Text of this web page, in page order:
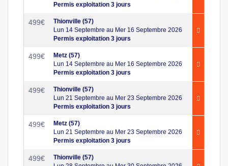
Permis exploitation 3 jours
499€
Thionville (57)
Lun 14 Septembre au Mer 16 Septembre 2026
Permis exploitation 3 jours
499€
Metz (57)
Lun 14 Septembre au Mer 16 Septembre 2026
Permis exploitation 3 jours
499€
Thionville (57)
Lun 21 Septembre au Mer 23 Septembre 2026
Permis exploitation 3 jours
499€
Metz (57)
Lun 21 Septembre au Mer 23 Septembre 2026
Permis exploitation 3 jours
499€
Thionville (57)